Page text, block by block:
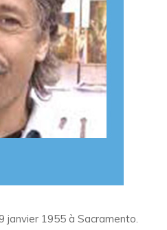
janvier 1955 à Sacramento.